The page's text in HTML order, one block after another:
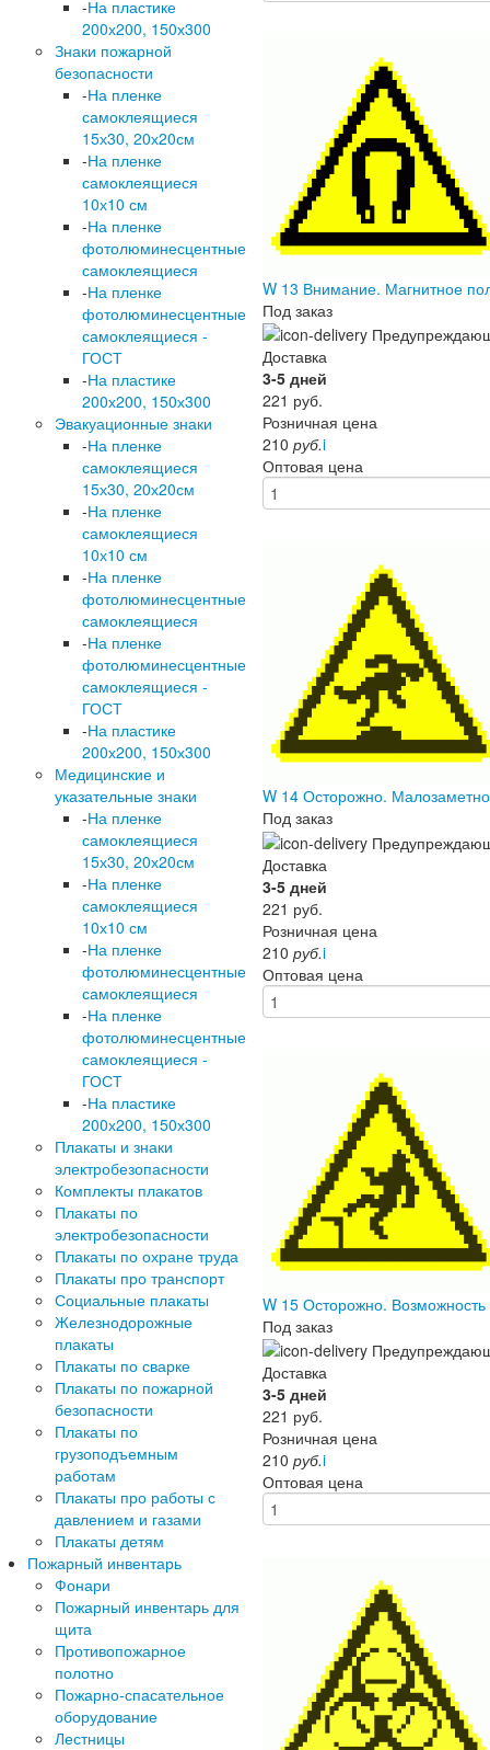
-На пластике
200х200, 150х300
Знаки пожарной
безопасности
-На пленке
самоклеящиеся
15х30, 20х20см
-На пленке
самоклеящиеся
10х10 см
-На пленке
фотолюминесцентные
самоклеящиеся
-На пленке
фотолюминесцентные
самоклеящиеся -
ГОСТ
-На пластике
200х200, 150х300
Эвакуационные знаки
-На пленке
самоклеящиеся
15х30, 20х20см
-На пленке
самоклеящиеся
10х10 см
-На пленке
фотолюминесцентные
самоклеящиеся
-На пленке
фотолюминесцентные
самоклеящиеся -
ГОСТ
-На пластике
200х200, 150х300
Медицинские и
указательные знаки
-На пленке
самоклеящиеся
15х30, 20х20см
-На пленке
самоклеящиеся
10х10 см
-На пленке
фотолюминесцентные
самоклеящиеся
-На пленке
фотолюминесцентные
самоклеящиеся -
ГОСТ
-На пластике
200х200, 150х300
Плакаты и знаки
электробезопасности
Комплекты плакатов
Плакаты по
электробезопасности
Плакаты по охране труда
Плакаты про транспорт
Социальные плакаты
Железнодорожные
плакаты
Плакаты по сварке
Плакаты по пожарной
безопасности
Плакаты по
грузоподъемным
работам
Плакаты про работы с
давлением и газами
Плакаты детям
Пожарный инвентарь
Фонари
Пожарный инвентарь для
щита
Противопожарное
полотно
Пожарно-спасательное
оборудование
Лестницы
W 13 Внимание. Магнитное
Под заказ
Доставка
3-5 дней
221 руб.
Розничная цена
210 руб.i
Оптовая цена
W 14 Осторожно.
Под заказ
Доставка
3-5 дней
221 руб.
Розничная цена
210 руб.i
Оптовая цена
W 15 Осторожно.
Под заказ
Доставка
3-5 дней
221 руб.
Розничная цена
210 руб.i
Оптовая цена